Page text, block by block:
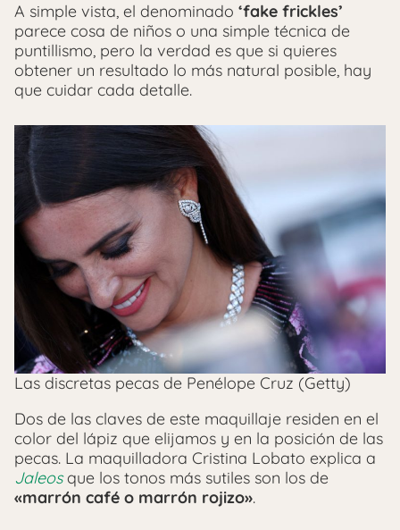
A simple vista, el denominado ‘fake frickles’
parece cosa de niños o una simple técnica de
puntillismo, pero la verdad es que si quieres
obtener un resultado lo más natural posible, hay
que cuidar cada detalle.
Las discretas pecas de Penélope Cruz (Getty)
Dos de las claves de este maquillaje residen en el
color del lápiz que elijamos y en la posición de las
pecas. La maquilladora Cristina Lobato explica a
Jaleos que los tonos más sutiles son los de
«marrón café o marrón rojizo».